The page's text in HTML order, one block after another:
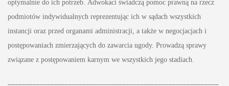
optymalnie do ich potrzeb. Adwokaci świadczą pomoc prawną na rzecz
podmiotów indywidualnych reprezentując ich w sądach wszystkich
instancji oraz przed organami administracji, a także w negocjacjach i
postępowaniach zmierzających do zawarcia ugody. Prowadzą sprawy
związane z postępowaniem karnym we wszystkich jego stadiach.